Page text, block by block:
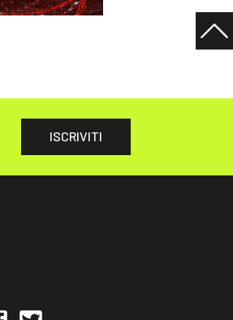
ISCRIVITI